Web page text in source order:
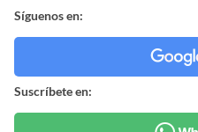
Síguenos en:
Suscríbete en: